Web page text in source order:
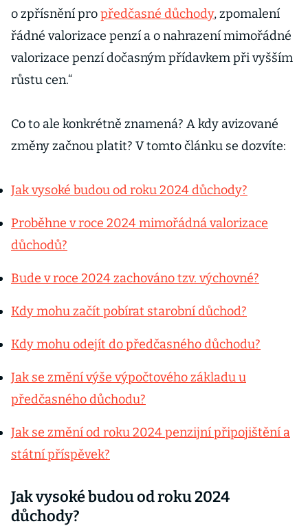
o zpřísnění propředčasné důchody, zpomalení
řádné valorizace penzí a o nahrazení mimořádné
valorizace penzí dočasným přídavkem při vyšším
růstu cen.“
Co to ale konkrétně znamená? A kdy avizované
změny začnou platit? V tomto článku se dozvíte:
Jak vysoké budou od roku 2024 důchody?
Proběhne v roce 2024 mimořádná valorizace
důchodů?
Bude v roce 2024 zachováno tzv. výchovné?
Kdy mohu začít pobírat starobní důchod?
Kdy mohu odejít do předčasného důchodu?
Jak se změní výše výpočtového základu u
předčasného důchodu?
Jak se změní od roku 2024 penzijní připojištění a
státní příspěvek?
Jak vysoké budou od roku 2024
důchody?